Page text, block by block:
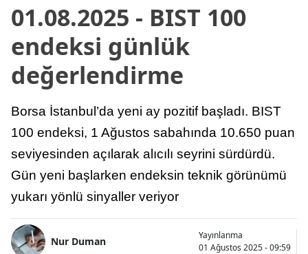
01.08.2025 - BIST 100
endeksi günlük
değerlendirme
Borsa İstanbul’da yeni ay pozitif başladı. BIST
100 endeksi, 1 Ağustos sabahında 10.650 puan
seviyesinden açılarak alıcılı seyrini sürdürdü.
Gün yeni başlarken endeksin teknik görünümü
yukarı yönlü sinyaller veriyor
Nur Duman
Yayınlanma
01 Ağustos 2025 - 09:59